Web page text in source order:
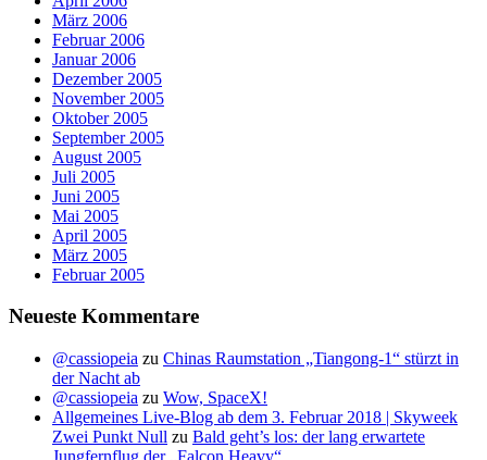
März 2006
Februar 2006
Januar 2006
Dezember 2005
November 2005
Oktober 2005
September 2005
August 2005
Juli 2005
Juni 2005
Mai 2005
April 2005
März 2005
Februar 2005
Neueste Kommentare
@cassiopeia zu Chinas Raumstation „Tiangong-1“ stürzt in
der Nacht ab
@cassiopeia zu Wow, SpaceX!
Allgemeines Live-Blog ab dem 3. Februar 2018 | Skyweek
Zwei Punkt Null zu Bald geht’s los: der lang erwartete
Jungfernflug der „Falcon Heavy“